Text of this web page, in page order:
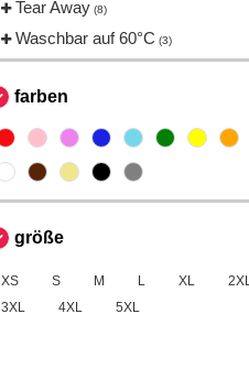
VESTI (10)
Tear Away (8)
Waschbar auf 60°C (3)
farben
größe
XS S M L XL
3XL
4XL 5XL